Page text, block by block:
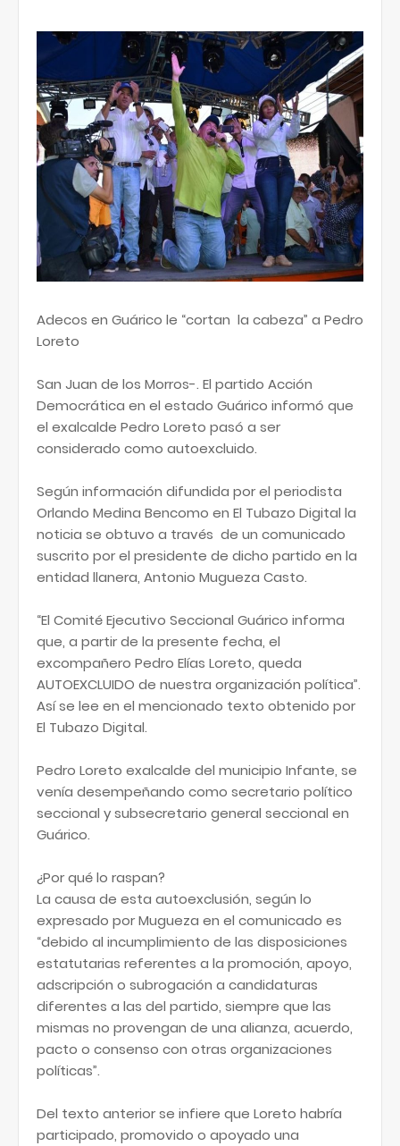
Adecos en Guárico le “cortan la cabeza” a Pedro
Loreto
San Juan de los Morros-. El partido Acción
Democrática en el estado Guárico informó que
el exalcalde Pedro Loreto pasó a ser
considerado como autoexcluido.
Según información difundida por el periodista
Orlando Medina Bencomo en El Tubazo Digital la
noticia se obtuvo a través de un comunicado
suscrito por el presidente de dicho partido en la
entidad llanera, Antonio Mugueza Casto.
“El Comité Ejecutivo Seccional Guárico informa
que, a partir de la presente fecha, el
excompañero Pedro Elías Loreto, queda
AUTOEXCLUIDO de nuestra organización política”.
Así se lee en el mencionado texto obtenido por
El Tubazo Digital.
Pedro Loreto exalcalde del municipio Infante, se
venía desempeñando como secretario político
seccional y subsecretario general seccional en
Guárico.
¿Por qué lo raspan?
La causa de esta autoexclusión, según lo
expresado por Mugueza en el comunicado es
“debido al incumplimiento de las disposiciones
estatutarias referentes a la promoción, apoyo,
adscripción o subrogación a candidaturas
diferentes a las del partido, siempre que las
mismas no provengan de una alianza, acuerdo,
pacto o consenso con otras organizaciones
políticas”.
Del texto anterior se infiere que Loreto habría
participado, promovido o apoyado una